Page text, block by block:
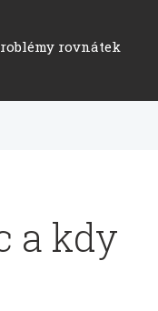
rovnátek
a kdy